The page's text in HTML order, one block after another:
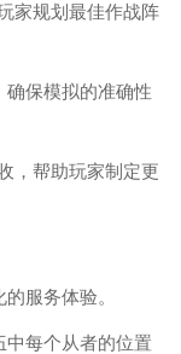
家规划最佳作战阵
确保模拟的准确性
，帮助玩家制定更
服务体验。
中每个从者的位置